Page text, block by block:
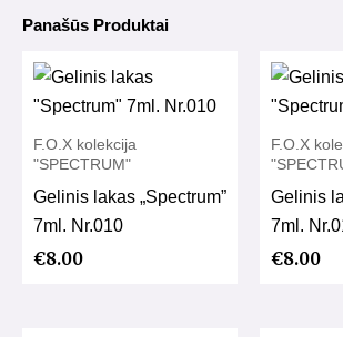
Panašūs Produktai
F.O.X kolekcija
"SPECTRUM"
Gelinis lakas „Spectrum”
7ml. Nr.010
€8.00
F.O.X
Gelinis
7ml.
€8.00